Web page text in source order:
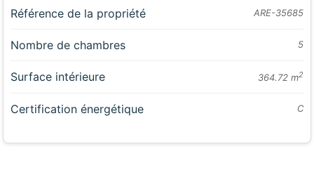
Référence de la propriété ARE-35685
Nombre de chambres 5
Surface intérieure 364.72 m2
Certification énergétique C